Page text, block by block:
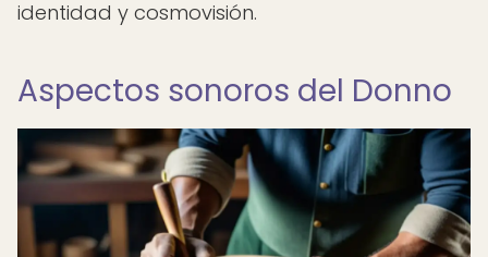
identidad y cosmovisión.
Aspectos sonoros del Donno